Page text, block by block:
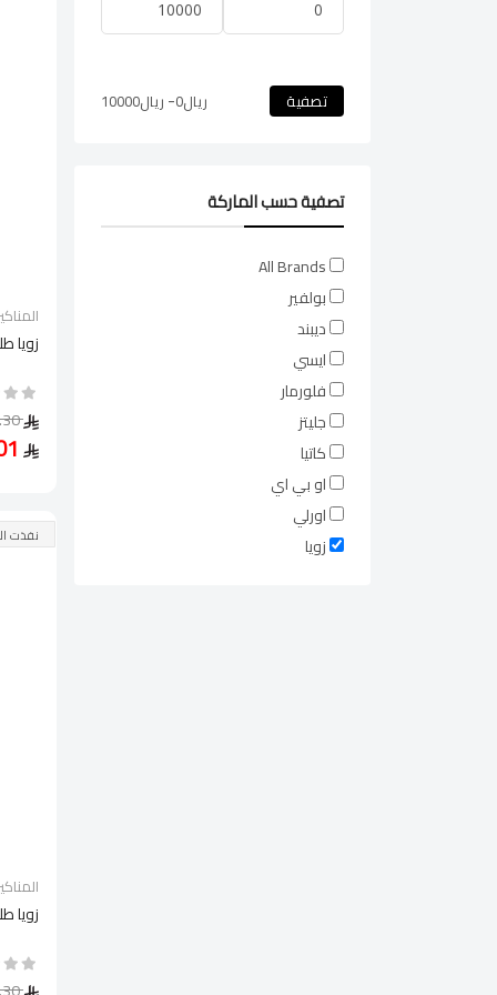
زويا
34.30
نفذت
زويا
تصفية ريال0
- ريال10000
تصفية حسب الماركة
All Brands
بولفير
ديبند
ايسي
فلورمار
جليتز
كاتيا
او بي اي
اورلي
زويا